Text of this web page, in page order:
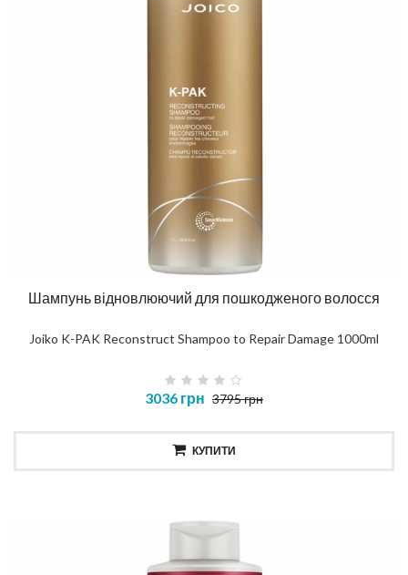
Шампунь відновлюючий для пошкодженого волосся
Joiko K-PAK Reconstruct Shampoo to Repair Damage 1000ml
3036 грн 3795 грн
КУПИТИ